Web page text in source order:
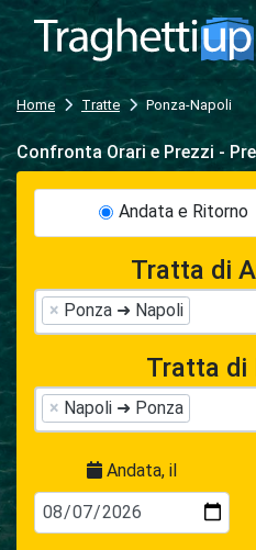
Home Tratte Ponza-Napoli
Confronta Orari e Prezzi -
Andata e Ritorno
Tratta di
× Ponza ➜ Napoli
Tratta di
× Napoli ➜ Ponza
Andata, il